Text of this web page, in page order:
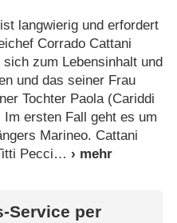
langwierig und erfordert
Corrado Cattani
zum Lebensinhalt und
und das seiner Frau
Tochter Paola (Cariddi
ersten Fall geht es um
Marineo. Cattani
Pecci
Service per